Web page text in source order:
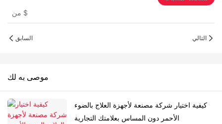
$
السابق التالي
موصى به لك
كيفية اختيار شركة مصنعة لأجهزة العلاج بالضوء
الأحمر دون المساس بعلامتك التجارية